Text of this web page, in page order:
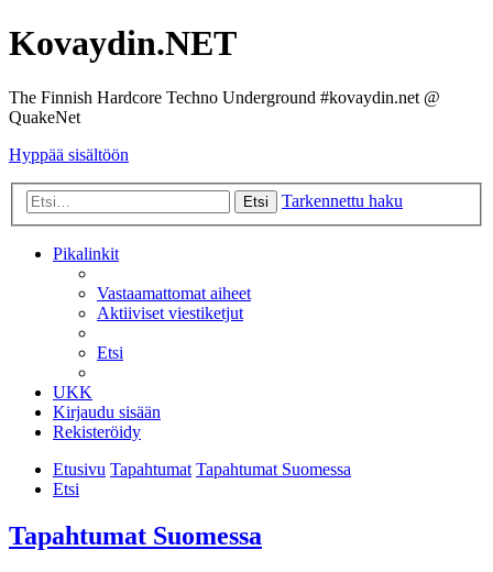
Kovaydin.NET
The Finnish Hardcore Techno Underground #kovaydin.net @
QuakeNet
Hyppää sisältöön
Etsi Tarkennettu haku
Pikalinkit
Vastaamattomat aiheet
Aktiiviset viestiketjut
Etsi
UKK
Kirjaudu sisään
Rekisteröidy
Etusivu Tapahtumat Tapahtumat Suomessa
Etsi
Tapahtumat Suomessa